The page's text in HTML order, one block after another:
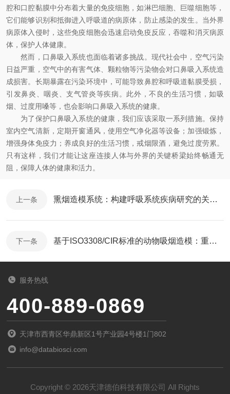
腔和口腔黏膜中分布着大量的免疫细胞，如淋巴细胞、巨噬细胞等，
它们能够识别和抵御进入呼吸道的病原体，防止感染的发生。当外界
病原体入侵时，这些免疫细胞会迅速启动免疫反应，吞噬和消灭病原
体，保护人体健康。
然而，口鼻吸入系统也面临着诸多挑战。现代社会中，空气污染
日益严重，空气中的有害气体、颗粒物等污染物会对口鼻吸入系统造
成损害。长期暴露在污染环境中，可能导致鼻腔和呼吸道黏膜受损，
引发鼻炎、咽炎、支气管炎等疾病。此外，不良的生活习惯，如吸
烟、过度用嗓等，也会影响口鼻吸入系统的健康。
为了保护口鼻吸入系统的健康，我们应该采取一系列措施。保持
室内空气清新，定期开窗通风，使用空气净化器等设备；加强锻炼，
增强身体免疫力；养成良好的生活习惯，戒烟限酒，避免过度劳累。
只有这样，我们才能让这座连接人体与外界的关键桥梁始终畅通无
阻，保障人体的健康和活力。
上一条 熏烟造模系统：构建呼吸系统疾病研究的关键平台
下一条 基于ISO3308/CIR标准的动物吸烟造模：重现COPD的真实病理过程
服务热线
400-889-0869
天津市西青区华鼎新区1号产业园4号楼1门802
info@databiosci.com
Copyright © 2026天津德伯科技有限公司 All Rights